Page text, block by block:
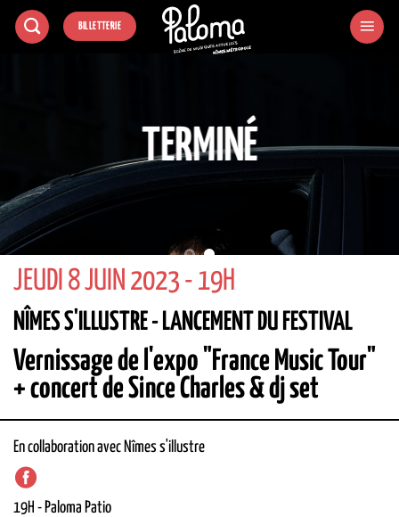
Passer
BILLETTERIE
TERMINÉ
JEUDI 8 JUIN 2023 - 19H
NÎMES S'ILLUSTRE - LANCEMENT DU FESTIVAL
Vernissage de l'expo "France Music Tour"
+ concert de Since Charles & dj set
En collaboration avec Nîmes s'illustre
19H - Paloma Patio